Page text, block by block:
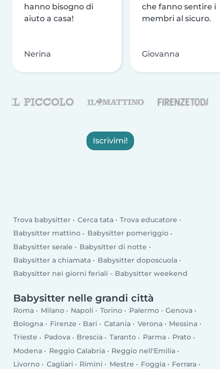
hanno bisogno di
aiuto a casa!
Nerina
che fanno sentire i
membri al sicuro.
Giovanna
Iscrivimi!
Trova babysitter Cerca tata
Trova educatore
Babysitter mattino
Babysitter pomeriggio
Babysitter serale
Babysitter di notte
Babysitter a chiamata
Babysitter doposcuola
Babysitter nei giorni feriali
Babysitter weekend
Babysitter nelle grandi città
Roma Milano Napoli Torino Palermo
Genova
Bologna
Firenze Bari Catania Verona
Messina
Trieste
Padova Brescia Taranto Parma
Prato
Modena
Reggio Calabria
Reggio nell'Emilia
Livorno
Cagliari Rimini Mestre Foggia
Ferrara